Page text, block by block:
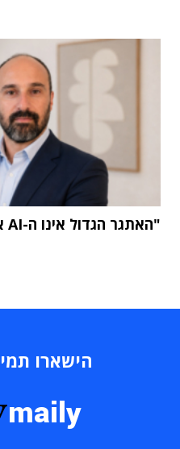
"האתגר הגדול אינו ה-AI אלא הטמעתה בארגון"
הישארו
maily